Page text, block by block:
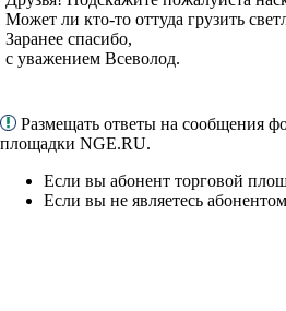
Может ли кто-то оттуда грузить
Заранее спасибо,
с уважением Всеволод.
Размещать ответы на сообщения
площадки NGE.RU.
Если вы абонент торговой
Если вы не являетесь